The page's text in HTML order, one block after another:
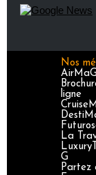
Nos
ligne
La
G
Partez